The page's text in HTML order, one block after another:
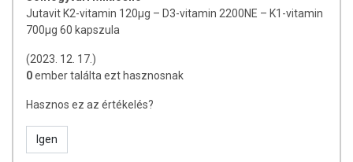
Jutavit K2-vitamin 120µg – D3-vitamin 2200NE – K1-vitamin
700µg 60 kapszula
(2023. 12. 17.)
0ember találta ezt hasznosnak
Hasznos ez az értékelés?
Igen